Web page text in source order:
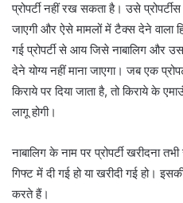
प्रोपर्टी नहीं रख सकता है। उसे
जाएगी और ऐसे मामलों में टैक्स देने वाला
गई प्रोपर्टी से आय जिसे नाबालिग और
देने योग्य नहीं माना जाएगा। जब एक
किराये पर दिया जाता है, तो किराये के
लागू होगी।
नाबालिग के नाम पर प्रोपर्टी खरीदना
गिफ्ट में दी गई हो या खरीदी गई हो।
करते हैं।